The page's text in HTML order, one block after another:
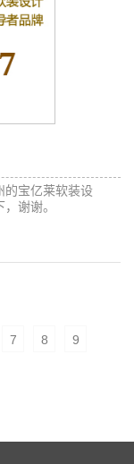
的宝亿莱软装设
谢谢。
7 8
9